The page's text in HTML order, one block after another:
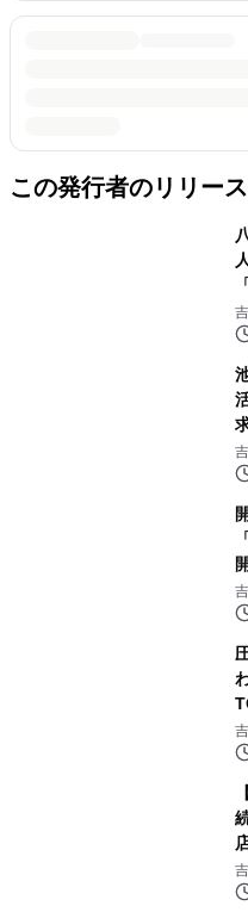
この発行者のリリース
ン
ン
ン
ン
ン